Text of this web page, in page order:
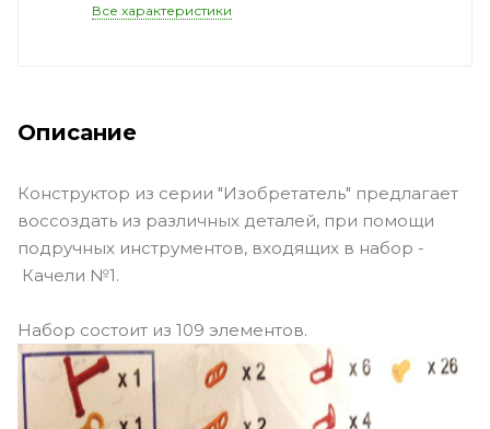
Все характеристики
Описание
Конструктор из серии "Изобретатель" предлагает
воссоздать из различных деталей, при помощи
подручных инструментов, входящих в набор -
Качели №1.
Набор состоит из 109 элементов.